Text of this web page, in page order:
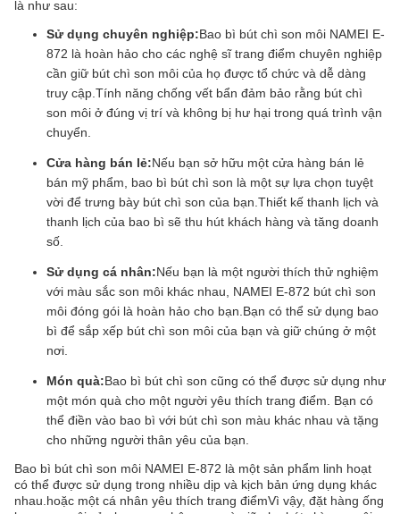
là như sau:
Sử dụng chuyên nghiệp:Bao bì bút chì son môi NAMEI E-
872 là hoàn hảo cho các nghệ sĩ trang điểm chuyên nghiệp
cần giữ bút chì son môi của họ được tổ chức và dễ dàng
truy cập.Tính năng chống vết bẩn đảm bảo rằng bút chì
son môi ở đúng vị trí và không bị hư hại trong quá trình vận
chuyển.
Cửa hàng bán lẻ:Nếu bạn sở hữu một cửa hàng bán lẻ
bán mỹ phẩm, bao bì bút chì son là một sự lựa chọn tuyệt
vời để trưng bày bút chì son của bạn.Thiết kế thanh lịch và
thanh lịch của bao bì sẽ thu hút khách hàng và tăng doanh
số.
Sử dụng cá nhân:Nếu bạn là một người thích thử nghiệm
với màu sắc son môi khác nhau, NAMEI E-872 bút chì son
môi đóng gói là hoàn hảo cho bạn.Bạn có thể sử dụng bao
bì để sắp xếp bút chì son môi của bạn và giữ chúng ở một
nơi.
Món quà:Bao bì bút chì son cũng có thể được sử dụng như
một món quà cho một người yêu thích trang điểm. Bạn có
thể điền vào bao bì với bút chì son màu khác nhau và tặng
cho những người thân yêu của bạn.
Bao bì bút chì son môi NAMEI E-872 là một sản phẩm linh hoạt
có thể được sử dụng trong nhiều dịp và kịch bản ứng dụng khác
nhau.hoặc một cá nhân yêu thích trang điểmVì vậy, đặt hàng ống